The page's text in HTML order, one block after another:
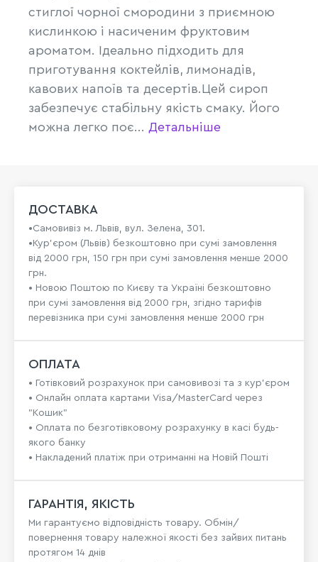
стиглої чорної смородини з приємною
кислинкою і насиченим фруктовим
ароматом. Ідеально підходить для
приготування коктейлів, лимонадів,
кавових напоїв та десертів.Цей сироп
забезпечує стабільну якість смаку. Його
можна легко поє... Детальніше
ДОСТАВКА
•Самовивіз м. Львів, вул. Зелена, 301.
•Кур'єром (Львів) безкоштовно при сумі замовлення
від 2000 грн, 150 грн при сумі замовлення менше 2000
грн.
• Новою Поштою по Києву та Україні безкоштовно
при сумі замовлення від 2000 грн, згідно тарифів
перевізника при сумі замовлення менше 2000 грн
ОПЛАТА
• Готівковий розрахунок при самовивозі та з кур’єром
• Онлайн оплата картами Visa/MasterCard через
"Кошик"
• Оплата по безготівковому розрахунку в касі будь-
якого банку
• Накладений платіж при отриманні на Новій Пошті
ГАРАНТІЯ, ЯКІСТЬ
Ми гарантуємо відповідність товару. Обмін/
повернення товару належної якості без зайвих питань
протягом 14 днів